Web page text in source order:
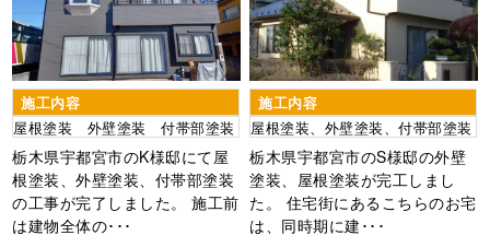
施工内容
屋根塗装 外壁塗装 付帯部塗装
栃木県宇都宮市のK様邸にて屋
根塗装、外壁塗装、付帯部塗装
の工事が完了しました。 施工前
は建物全体の･･･
施工内容
屋根塗装、外壁塗装、付帯部塗装
栃木県宇都宮市のS様邸の外壁
塗装、屋根塗装が完工しまし
た。 住宅街にあるこちらのお宅
は、同時期に建･･･